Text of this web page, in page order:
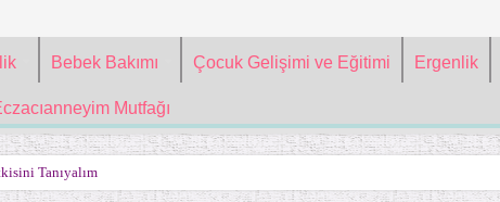
Bebek Bakımı Çocuk Gelişimi ve Eğitimi Ergenlik
Mutfağı
Tanıyalım